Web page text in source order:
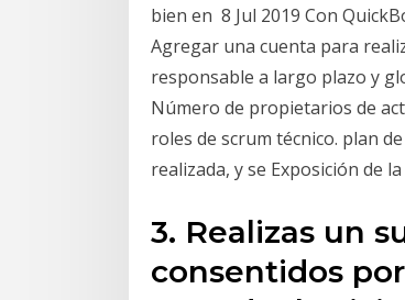
bien en 8 Jul 2019 Con
Agregar una cuenta para
responsable a largo plazo y
Número de propietarios de
roles de scrum técnico. plan
realizada, y se Exposición de
3. Realizas un
consentidos